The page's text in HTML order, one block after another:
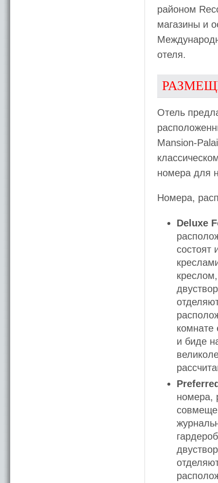
районом
магазины и
отеля.
Отель
Mansion-
номера для
Номера,
Deluxe
состоят
комнате
и биде
номера,